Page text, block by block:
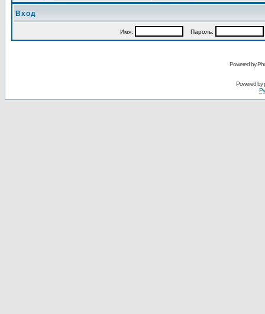
Вход
Имя: Пароль:
Powered by
Powered by